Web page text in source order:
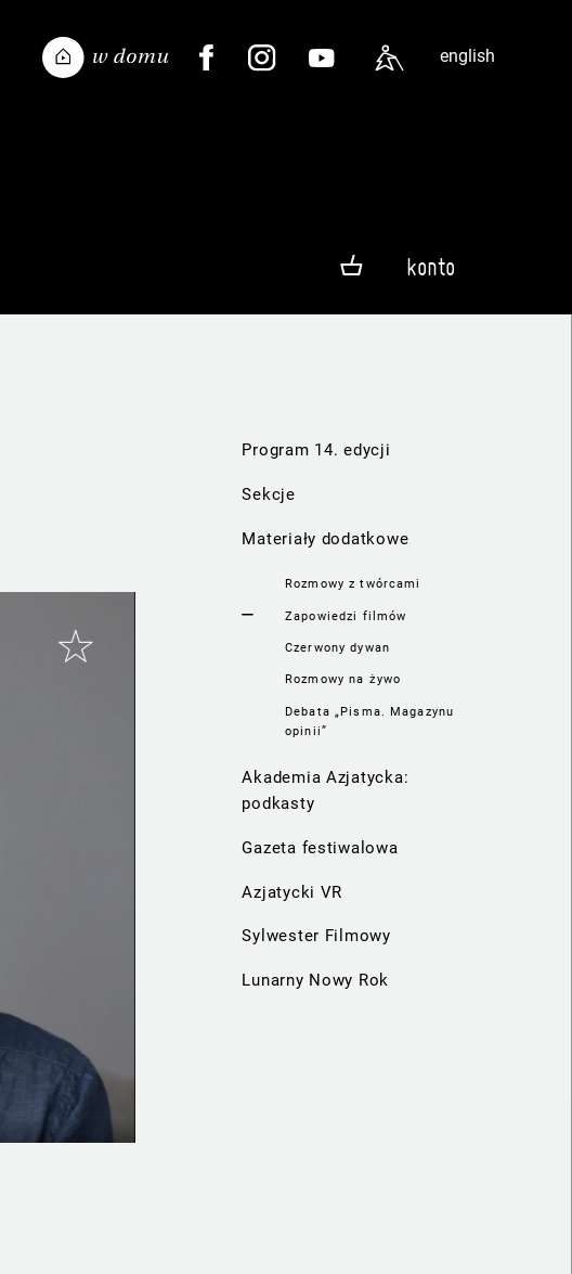
english
konto
Program 14. edycji
Sekcje
Materiały dodatkowe
Rozmowy z twórcami
Zapowiedzi filmów
Czerwony dywan
Rozmowy na żywo
Debata „Pisma. Magazynu
opinii”
Akademia Azjatycka:
podkasty
Gazeta festiwalowa
Azjatycki VR
Sylwester Filmowy
Lunarny Nowy Rok